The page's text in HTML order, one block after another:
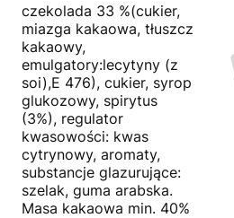
czekolada 33 %(cukier,
miazga kakaowa, tłuszcz
kakaowy,
emulgatory:lecytyny (z
soi),E 476), cukier, syrop
glukozowy, spirytus
(3%), regulator
kwasowości: kwas
cytrynowy, aromaty,
substancje glazurujące:
szelak, guma arabska.
Masa kakaowa min. 40%